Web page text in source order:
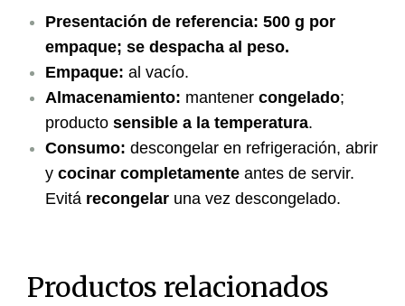
Presentación de referencia: 500 g por
empaque; se despacha al peso.
Empaque: al vacío.
Almacenamiento: mantener congelado;
producto sensible a la temperatura.
Consumo: descongelar en refrigeración, abrir
y cocinar completamente antes de servir.
Evitá recongelar una vez descongelado.
Productos relacionados